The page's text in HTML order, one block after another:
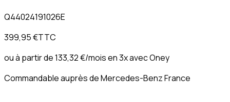
Q44024191026E
399,95 €TTC
ou à partir de133,32 €/mois en 3x avecOney
Commandable auprès de Mercedes-Benz France